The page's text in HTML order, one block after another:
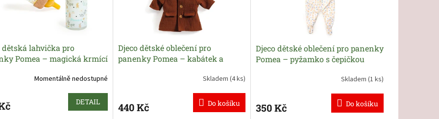
dětská lahvička pro
Pomea – magická krmící
Momentálně nedostupné
DETAIL
Djeco dětské oblečení pro
panenky Pomea – kabátek a
Skladem (4 ks)
440 Kč Do košíku
Djeco dětské oblečení pro panenky
Pomea – pyžamko s čepičkou
Skladem (1 ks)
350 Kč Do košíku